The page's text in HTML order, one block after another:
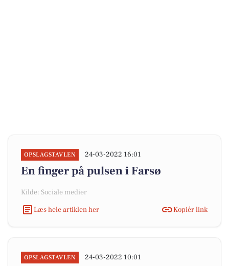
OPSLAGSTAVLEN 24-03-2022 16:01
En finger på pulsen i Farsø
Kilde: Sociale medier
Læs hele artiklen her
Kopiér link
OPSLAGSTAVLEN 24-03-2022 10:01